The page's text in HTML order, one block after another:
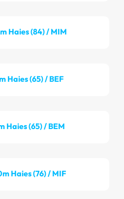
Haies (84) / MIM
Haies (65) / BEF
Haies (65) / BEM
Haies (76) / MIF